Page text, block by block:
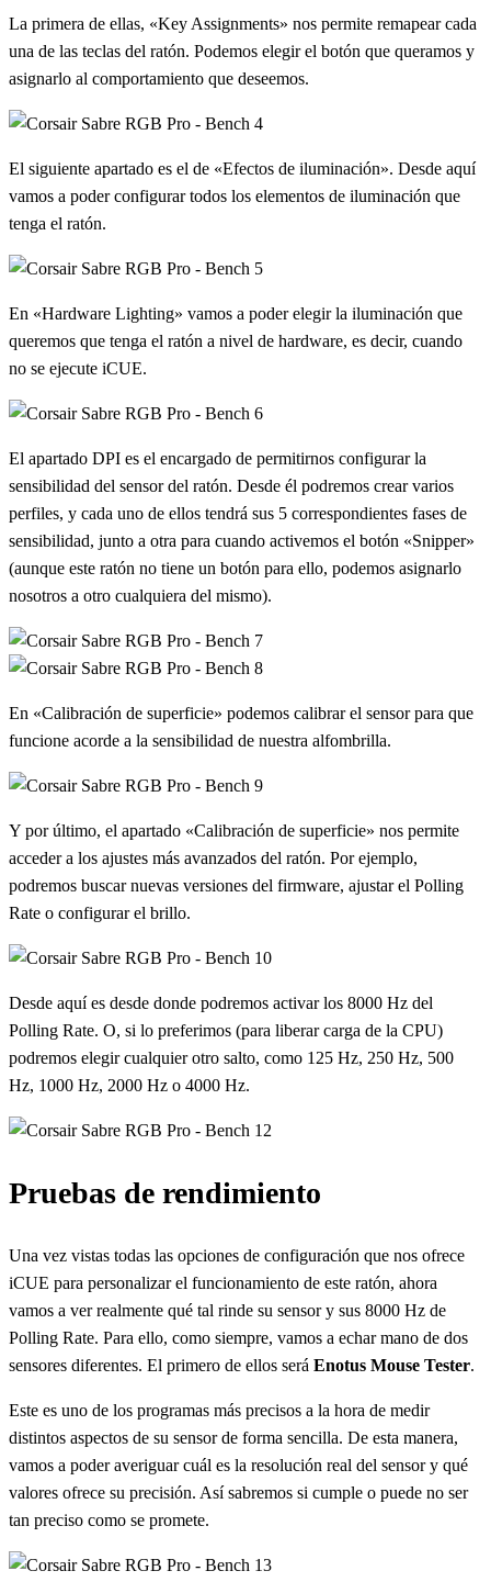
La primera de ellas, «Key Assignments» nos permite remapear cada
una de las teclas del ratón. Podemos elegir el botón que queramos y
asignarlo al comportamiento que deseemos.
El siguiente apartado es el de «Efectos de iluminación». Desde aquí
vamos a poder configurar todos los elementos de iluminación que
tenga el ratón.
En «Hardware Lighting» vamos a poder elegir la iluminación que
queremos que tenga el ratón a nivel de hardware, es decir, cuando
no se ejecute iCUE.
El apartado DPI es el encargado de permitirnos configurar la
sensibilidad del sensor del ratón. Desde él podremos crear varios
perfiles, y cada uno de ellos tendrá sus 5 correspondientes fases de
sensibilidad, junto a otra para cuando activemos el botón «Snipper»
(aunque este ratón no tiene un botón para ello, podemos asignarlo
nosotros a otro cualquiera del mismo).
En «Calibración de superficie» podemos calibrar el sensor para que
funcione acorde a la sensibilidad de nuestra alfombrilla.
Y por último, el apartado «Calibración de superficie» nos permite
acceder a los ajustes más avanzados del ratón. Por ejemplo,
podremos buscar nuevas versiones del firmware, ajustar el Polling
Rate o configurar el brillo.
Desde aquí es desde donde podremos activar los 8000 Hz del
Polling Rate. O, si lo preferimos (para liberar carga de la CPU)
podremos elegir cualquier otro salto, como 125 Hz, 250 Hz, 500
Hz, 1000 Hz, 2000 Hz o 4000 Hz.
Pruebas de rendimiento
Una vez vistas todas las opciones de configuración que nos ofrece
iCUE para personalizar el funcionamiento de este ratón, ahora
vamos a ver realmente qué tal rinde su sensor y sus 8000 Hz de
Polling Rate. Para ello, como siempre, vamos a echar mano de dos
sensores diferentes. El primero de ellos será Enotus Mouse Tester.
Este es uno de los programas más precisos a la hora de medir
distintos aspectos de su sensor de forma sencilla. De esta manera,
vamos a poder averiguar cuál es la resolución real del sensor y qué
valores ofrece su precisión. Así sabremos si cumple o puede no ser
tan preciso como se promete.